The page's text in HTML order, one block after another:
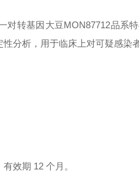
转基因大豆MON87712品系
分析，用于临床上对可疑感染
效期 12 个月。